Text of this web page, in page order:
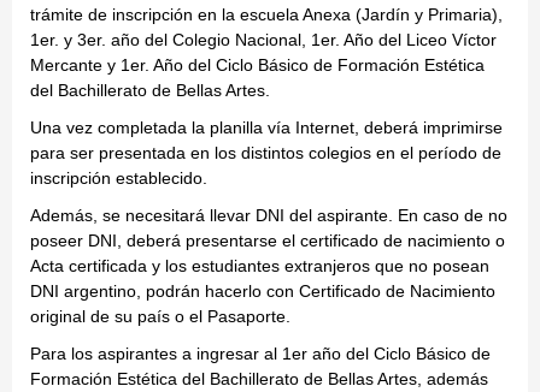
trámite de inscripción en la escuela Anexa (Jardín y Primaria),
1er. y 3er. año del Colegio Nacional, 1er. Año del Liceo Víctor
Mercante y 1er. Año del Ciclo Básico de Formación Estética
del Bachillerato de Bellas Artes.
Una vez completada la planilla vía Internet, deberá imprimirse
para ser presentada en los distintos colegios en el período de
inscripción establecido.
Además, se necesitará llevar DNI del aspirante. En caso de no
poseer DNI, deberá presentarse el certificado de nacimiento o
Acta certificada y los estudiantes extranjeros que no posean
DNI argentino, podrán hacerlo con Certificado de Nacimiento
original de su país o el Pasaporte.
Para los aspirantes a ingresar al 1er año del Ciclo Básico de
Formación Estética del Bachillerato de Bellas Artes, además